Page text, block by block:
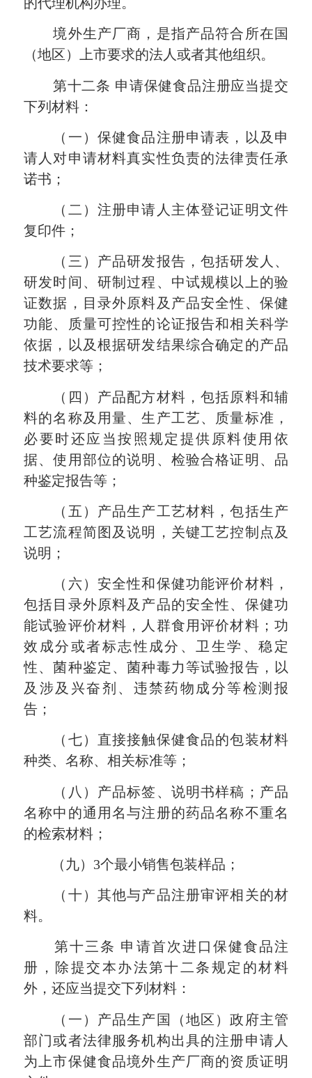
境外生产厂商，是指产品符合所在国
（地区）上市要求的法人或者其他组织。
第十二条 申请保健食品注册应当提交
下列材料：
（一）保健食品注册申请表，以及申
请人对申请材料真实性负责的法律责任承
诺书；
（二）注册申请人主体登记证明文件
复印件；
（三）产品研发报告，包括研发人、
研发时间、研制过程、中试规模以上的验
证数据，目录外原料及产品安全性、保健
功能、质量可控性的论证报告和相关科学
依据，以及根据研发结果综合确定的产品
技术要求等；
（四）产品配方材料，包括原料和辅
料的名称及用量、生产工艺、质量标准，
必要时还应当按照规定提供原料使用依
据、使用部位的说明、检验合格证明、品
种鉴定报告等；
（五）产品生产工艺材料，包括生产
工艺流程简图及说明，关键工艺控制点及
说明；
（六）安全性和保健功能评价材料，
包括目录外原料及产品的安全性、保健功
能试验评价材料，人群食用评价材料；功
效成分或者标志性成分、卫生学、稳定
性、菌种鉴定、菌种毒力等试验报告，以
及涉及兴奋剂、违禁药物成分等检测报
告；
（七）直接接触保健食品的包装材料
种类、名称、相关标准等；
（八）产品标签、说明书样稿；产品
名称中的通用名与注册的药品名称不重名
的检索材料；
（九） 3个最小销售包装样品；
（十）其他与产品注册审评相关的材
料。
第十三条 申请首次进口保健食品注
册，除提交本办法第十二条规定的材料
外，还应当提交下列材料：
（一）产品生产国（地区）政府主管
部门或者法律服务机构出具的注册申请人
为上市保健食品境外生产厂商的资质证明